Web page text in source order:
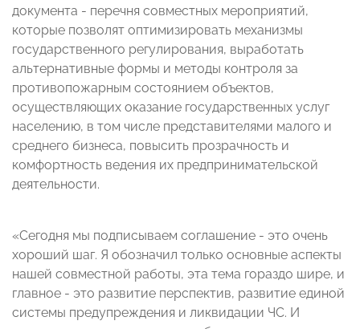
документа - перечня совместных мероприятий,
которые позволят оптимизировать механизмы
государственного регулирования, выработать
альтернативные формы и методы контроля за
противопожарным состоянием объектов,
осуществляющих оказание государственных услуг
населению, в том числе представителями малого и
среднего бизнеса, повысить прозрачность и
комфортность ведения их предпринимательской
деятельности.
«Сегодня мы подписываем соглашение - это очень
хороший шаг. Я обозначил только основные аспекты
нашей совместной работы, эта тема гораздо шире, и
главное - это развитие перспектив, развитие единой
системы предупреждения и ликвидации ЧС. И